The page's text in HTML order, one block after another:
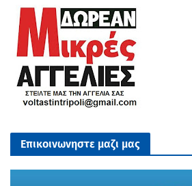
Επικοινωνηστε μαζι μας